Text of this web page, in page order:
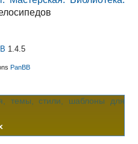
1.4.5
PanBB